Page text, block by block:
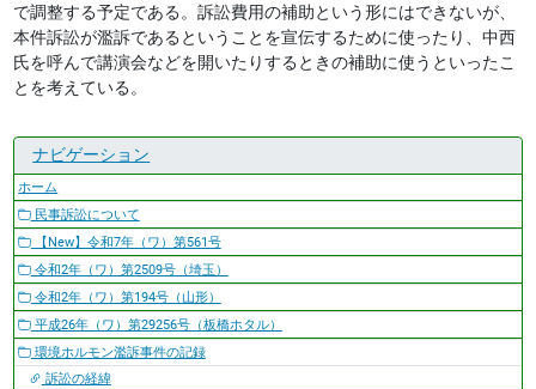
で調整する予定である。訴訟費用の補助という形にはできないが、
本件訴訟が濫訴であるということを宣伝するために使ったり、中西
氏を呼んで講演会などを開いたりするときの補助に使うといったこ
とを考えている。
ナビゲーション
ホーム
民事訴訟について
【New】令和7年（ワ）第561号
令和2年（ワ）第2509号（埼玉）
令和2年（ワ）第194号（山形）
平成26年（ワ）第29256号（板橋ホタル）
環境ホルモン濫訴事件の記録
訴訟の経緯